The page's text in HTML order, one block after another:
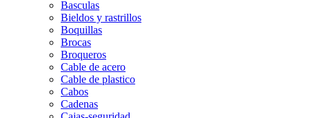
Basculas
Bieldos y rastrillos
Boquillas
Brocas
Broqueros
Cable de acero
Cable de plastico
Cabos
Cadenas